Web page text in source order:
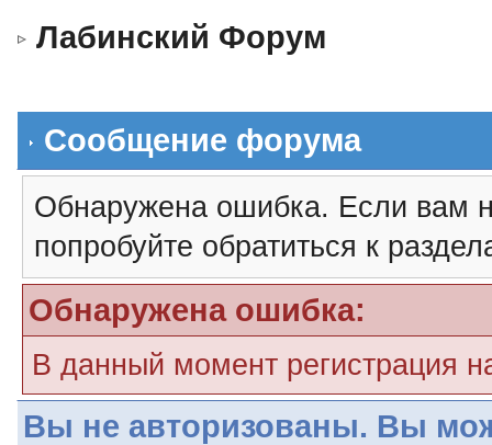
Лабинский Форум
Сообщение форума
Обнаружена ошибка. Если вам
попробуйте обратиться к
Обнаружена ошибка:
В данный момент регистрация
Вы не авторизованы. Вы